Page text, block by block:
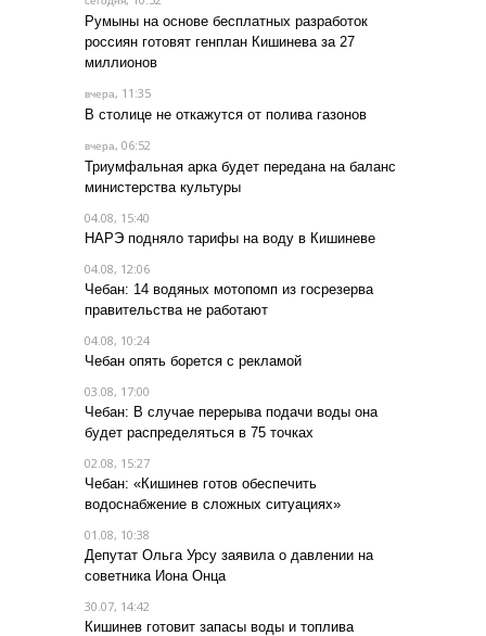
Румыны на основе бесплатных разработок
россиян готовят генплан Кишинева за 27
миллионов
вчера, 11:35
В столице не откажутся от полива газонов
вчера, 06:52
Триумфальная арка будет передана на баланс
министерства культуры
04.08, 15:40
НАРЭ подняло тарифы на воду в Кишиневе
04.08, 12:06
Чебан: 14 водяных мотопомп из госрезерва
правительства не работают
04.08, 10:24
Чебан опять борется с рекламой
03.08, 17:00
Чебан: В случае перерыва подачи воды она
будет распределяться в 75 точках
02.08, 15:27
Чебан: «Кишинев готов обеспечить
водоснабжение в сложных ситуациях»
01.08, 10:38
Депутат Ольга Урсу заявила о давлении на
советника Иона Онца
30.07, 14:42
Кишинев готовит запасы воды и топлива